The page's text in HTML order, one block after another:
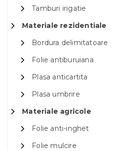
Tamburi irigatie
Materiale rezidentiale
Bordura delimitatoare
Folie antiburuiana
Plasa anticartita
Plasa umbrire
Materiale agricole
Folie anti-inghet
Folie mulcire